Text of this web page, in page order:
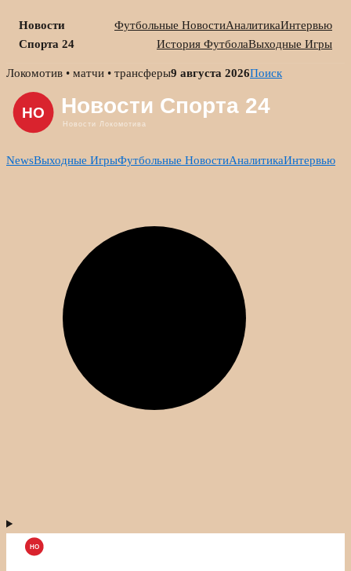
Новости
Спорта 24
Футбольные НовостиАналитикаИнтервью
История ФутболаВыходные Игры
Skip
content
Локомотив • матчи • трансферы9 августа 2026Поиск
NewsВыходные ИгрыФутбольные НовостиАналитикаИнтервью